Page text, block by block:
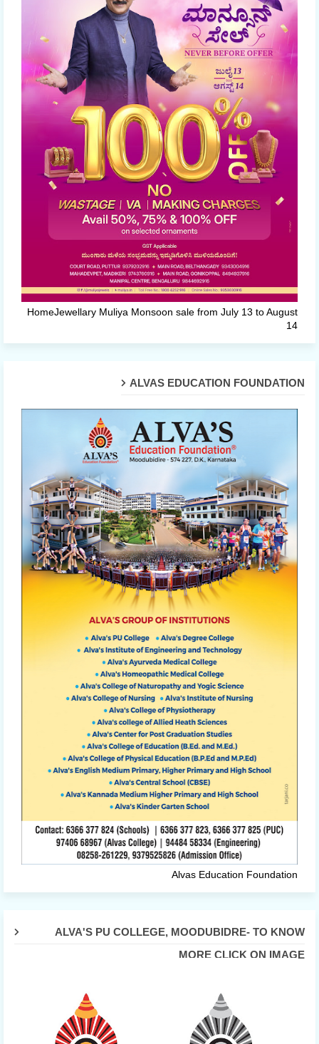
HomeJewellary Muliya Monsoon sale from July 13 to August
14
ALVAS EDUCATION FOUNDATION
Alvas Education Foundation
ALVA'S PU COLLEGE, MOODUBIDRE- TO KNOW
MORE CLICK ON IMAGE